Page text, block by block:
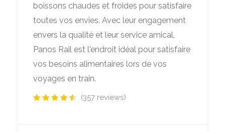
boissons chaudes et froides pour satisfaire
toutes vos envies. Avec leur engagement
envers la qualité et leur service amical,
Panos Rail est l'endroit idéal pour satisfaire
vos besoins alimentaires lors de vos
voyages en train.
(357 reviews)